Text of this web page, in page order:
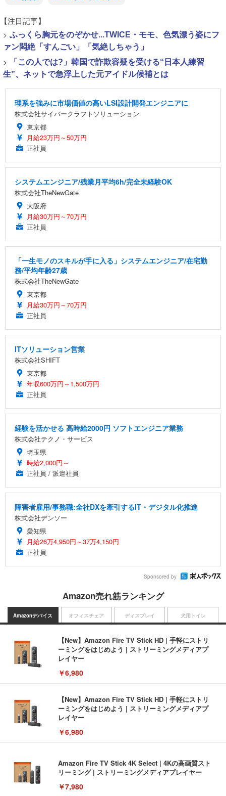
【注目記事】
> ふっくら胸元をのぞかせ...TWICE・モモ、色気漂う姿にフ
ァン悶絶「すんごい」「気絶しちゃう」
>
「この人では?」韓国で詐欺容疑を受ける“日本人練習
生”、ネットで急浮上した元アイドル候補とは
理系を強みに市場価値の高いLSI設計開発エンジニアに
株式会社サイバークラフトソリューション
東京都
月給23万円～50万円
正社員
システムエンジニア/残業月平均6h/完全未経験OK
株式会社TheNewGate
大阪府
月給30万円～70万円
正社員
「一生モノのスキルが手に入る」システムエンジニア/在宅勤
務/平均年齢27歳
株式会社TheNewGate
東京都
月給30万円～70万円
正社員
ITソリューション営業
株式会社SHIFT
東京都
年収600万円～1,500万円
正社員
経験を活かせる 高時給2000円 ソフトエンジニア業務
株式会社テクノ・サービス
埼玉県
時給2,000円～
正社員 / 派遣社員
障害者雇用/事務職:全社DXを牽引するIT・デジタル化推進
株式会社デンソー
愛知県
月給26万4,950円～37万4,150円
正社員
Sponsored by
Amazon売れ筋ランキング
Amazonデバイス
【New】Amazon Fire TV Stick HD | 手軽にストリ
ーミングをはじめよう | ストリーミングメディアプ
レイヤー
￥6,980
【New】Amazon Fire TV Stick HD | 手軽にストリ
ーミングをはじめよう | ストリーミングメディアプ
レイヤー
￥6,980
Amazon Fire TV Stick 4K Select | 4Kの高画質スト
リーミング | ストリーミングメディアプレイヤー
￥7,980
オフィスチェア ディスプレイ 犬用トイレ